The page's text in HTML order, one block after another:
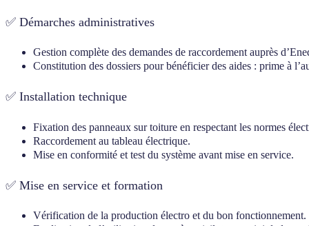
✅ Démarches administratives
Gestion complète des demandes de raccordement auprès
Constitution des dossiers pour bénéficier des aides : prime à
✅ Installation technique
Fixation des panneaux sur toiture en respectant les normes
Raccordement au tableau électrique.
Mise en conformité et test du système avant mise en service.
✅ Mise en service et formation
Vérification de la production électro et du bon fonctionnement.